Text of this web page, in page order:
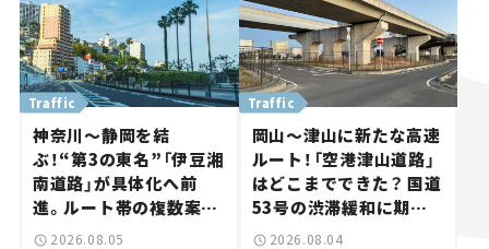
神奈川～静岡を結
ぶ！“第3の東名”「伊豆湘
南道路」が具体化へ前
進。ルート帯の複数案検
討へ。熱海まで信号ゼロ
Traffic
2026.08.05
岡山～津山に新たな高速
ルート！「空港津山道路」
はどこまでできた？ 国道
53号の渋滞緩和に期待。
岡山市側でも動きが【い
Traffic
2026.08.04